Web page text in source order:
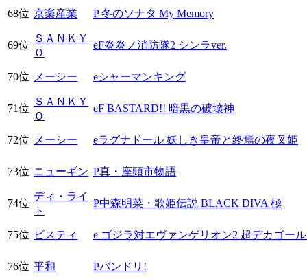
68位 京楽産業 P 冬のソナタ My Memory
69位
ＳＡＮＫＹ
Ｏ
eF炎炎ノ消防隊2 シンラver.
70位 メーシー eシャーマンキング
71位
ＳＡＮＫＹ
Ｏ
eF BASTARD!! 暗黒の破壊神
72位 メーシー eラグナドール 妖しき皇帝と終焉の夜叉姫
73位 ニューギン P真・座頭市物語
74位
ディ・ライ
ト
P中森明菜・歌姫伝説 BLACK DIVA 極
75位 ビスティ e ゴジラ対エヴァンゲリオン2 超デカゴー
76位 平和 Pバンドリ!